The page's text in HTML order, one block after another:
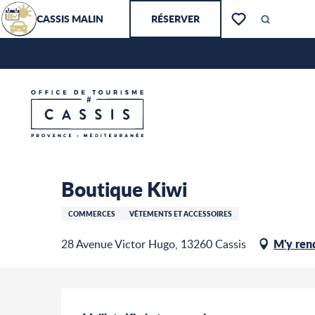
Aller
au
contenu
CASSIS MALIN RÉSERVER
Voir les favoris
Accueil – Je prépare
Boutique Kiwi
COMMERCES VÊTEMENTS ET ACCESSOIRES
28 Avenue Victor Hugo, 13260 Cassis M'y
Description